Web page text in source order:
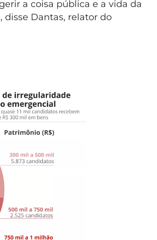
a coisa pública e a vida da
disse Dantas, relator do